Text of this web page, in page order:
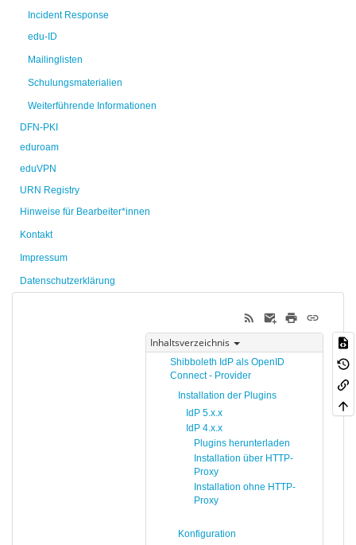
Incident Response
edu-ID
Mailinglisten
Schulungsmaterialien
Weiterführende Informationen
DFN-PKI
eduroam
eduVPN
URN Registry
Hinweise für Bearbeiter*innen
Kontakt
Impressum
Datenschutzerklärung
Inhaltsverzeichnis
Shibboleth IdP als OpenID
Connect - Provider
Installation der Plugins
IdP 5.x.x
IdP 4.x.x
Plugins herunterladen
Installation über HTTP-
Proxy
Installation ohne HTTP-
Proxy
Konfiguration